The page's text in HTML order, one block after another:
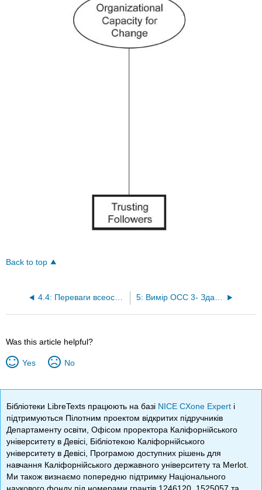
Back to top
4.4: Переваги всеосяжної організаційної довіри 5: Вимір OCC 3- Здатні чемпіони
Was this article helpful?
Yes No
Бібліотеки LibreTexts працюють на базі NICE CXone Expert і
підтримуються Пілотним проектом відкритих підручників
Департаменту освіти, Офісом проректора Каліфорнійського
університету в Девісі, Бібліотекою Каліфорнійського
університету в Девісі, Програмою доступних рішень для
навчання Каліфорнійського державного університету та Merlot.
Ми також визнаємо попередню підтримку Національного